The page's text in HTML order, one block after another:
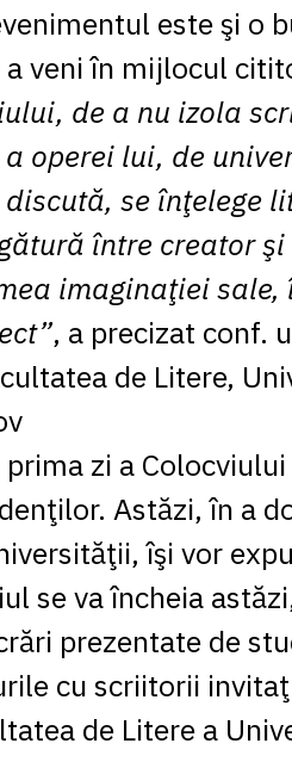
este şi o
a veni în mijlocul
de a nu izola
operei lui, de
se înţelege
între creator şi
imaginaţiei
, a precizat conf.
de Litere,
zi a
Astăzi, în a
îşi vor
se va încheia
prezentate de
cu scriitorii
de Litere a